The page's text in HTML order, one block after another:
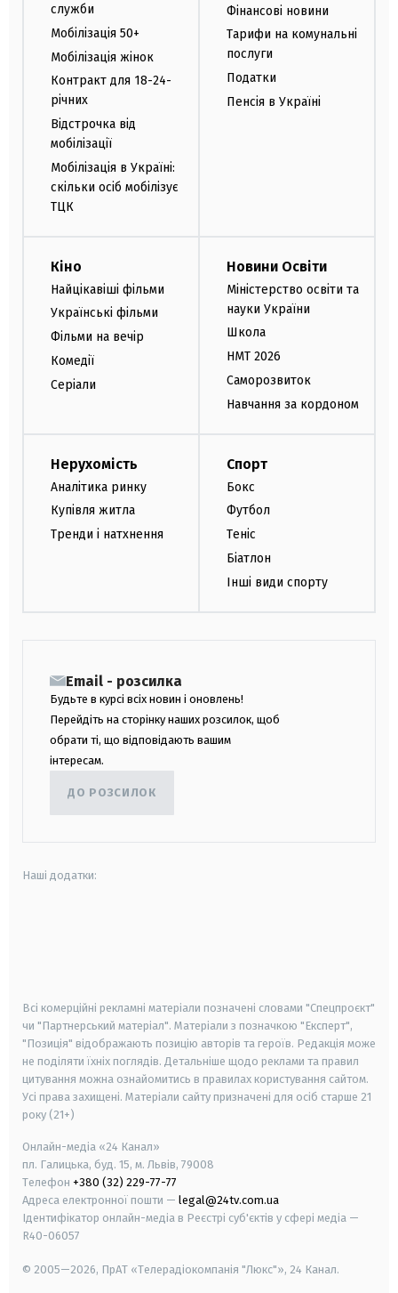
служби
Мобілізація 50+
Мобілізація жінок
Контракт для 18-24-
річних
Відстрочка від
мобілізації
Мобілізація в Україні:
скільки осіб мобілізує
ТЦК
Фінансові новини
Тарифи на комунальні
послуги
Податки
Пенсія в Україні
Кіно
Найцікавіші фільми
Українські фільми
Фільми на вечір
Комедії
Серіали
Новини Освіти
Міністерство освіти та
науки України
Школа
НМТ 2026
Саморозвиток
Навчання за кордоном
Нерухомість
Аналітика ринку
Купівля житла
Тренди і натхнення
Спорт
Бокс
Футбол
Теніс
Біатлон
Інші види спорту
Email - розсилка
Будьте в курсі всіх новин і оновлень!
Перейдіть на сторінку наших розсилок, щоб
обрати ті, що відповідають вашим
інтересам.
ДО РОЗСИЛОК
Наші додатки:
Всі комерційні рекламні матеріали позначені словами "Спецпроєкт"
чи "Партнерський матеріал". Матеріали з позначкою "Експерт",
"Позиція" відображають позицію авторів та героїв. Редакція може
не поділяти їхніх поглядів. Детальніше щодо реклами та правил
цитування можна ознайомитись в правилах користування сайтом.
Усі права захищені. Матеріали сайту призначені для осіб старше 21
року (21+)
Онлайн-медіа «24 Канал»
пл. Галицька, буд. 15, м. Львів, 79008
Телефон +380 (32) 229-77-77
Адреса електронної пошти — legal@24tv.com.ua
Ідентифікатор онлайн-медіа в Реєстрі суб'єктів у сфері медіа —
R40-06057
© 2005—2026, ПрАТ «Телерадіокомпанія "Люкс"», 24 Канал.